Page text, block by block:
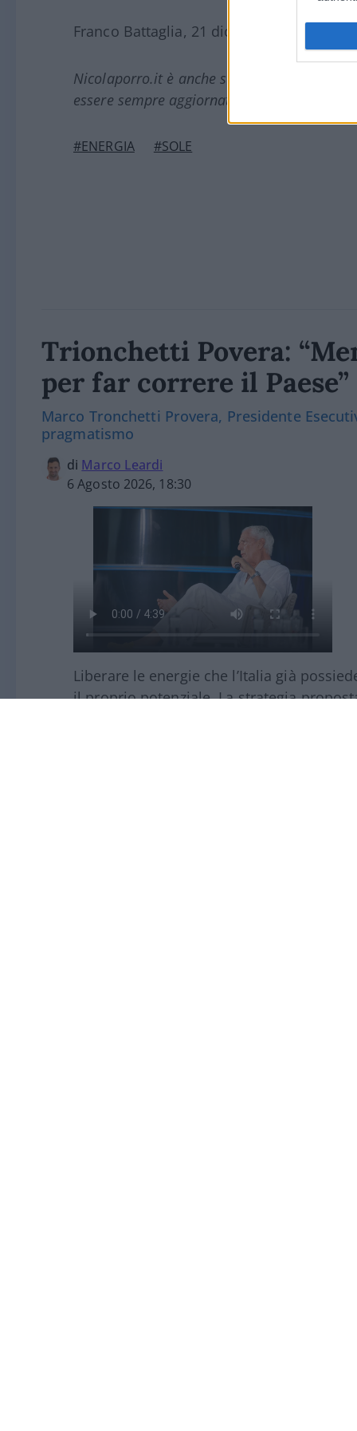
Franco Battaglia, 21 dicembre 2024
Nicolaporro.it è anche su Whatsapp. È
essere sempre aggiornati (gratis).
#ENERGIA #SOLE
Trionchetti Povera:
per far correre il Paese”
Marco Tronchetti Provera, Presidente
pragmatismo
di Marco Leardi
6 Agosto 2026, 18:30
Liberare le energie che l’Italia già
il proprio potenziale. La strategia